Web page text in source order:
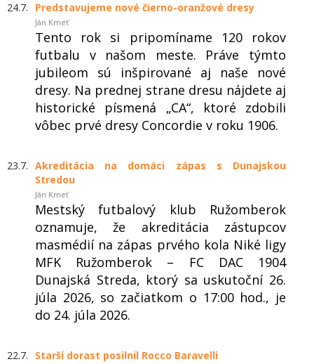
24.7. Predstavujeme nové čierno-oranžové dresy
Ján Kmeť
Tento rok si pripomíname 120 rokov
futbalu v našom meste. Práve týmto
jubileom sú inšpirované aj naše nové
dresy. Na prednej strane dresu nájdete aj
historické písmená „CA“, ktoré zdobili
vôbec prvé dresy Concordie v roku 1906.
23.7. Akreditácia na domáci zápas s Dunajskou
Stredou
Ján Kmeť
Mestský futbalový klub Ružomberok
oznamuje, že akreditácia zástupcov
masmédií na zápas prvého kola Niké ligy
MFK Ružomberok – FC DAC 1904
Dunajská Streda, ktorý sa uskutoční 26.
júla 2026, so začiatkom o 17:00 hod., je
do 24. júla 2026.
22.7. Starší dorast posilnil Rocco Baravelli